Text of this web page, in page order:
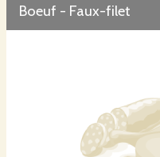
Boeuf - Faux-filet